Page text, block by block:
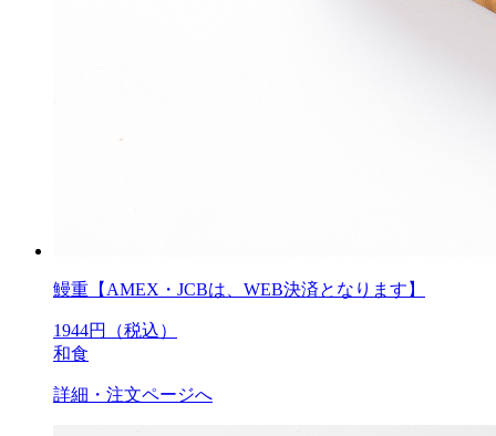
鰻重【AMEX・JCBは、WEB決済となります】
1944円（税込）
和食
詳細・注文ページへ